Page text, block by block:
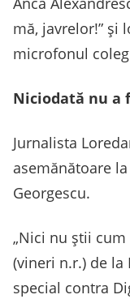
mă, javrelor!” și
microfonul
Niciodată nu a
Jurnalista
asemănătoare
Georgescu.
„Nici nu știi
(vineri n.r.) de la
special contra